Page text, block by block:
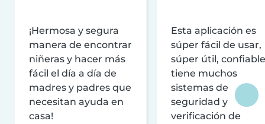
¡Hermosa y segura
manera de encontrar
niñeras y hacer más
fácil el día a día de
madres y padres que
necesitan ayuda en
casa!
Esta aplicación es
súper fácil de usar,
súper útil,
tiene muchos
sistemas de
seguridad y
verificación de